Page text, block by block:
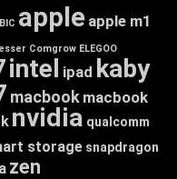
apple apple m1
Comgrow ELEGOO
intel ipad kaby
macbook macbook
nvidia qualcomm
storage snapdragon
zen